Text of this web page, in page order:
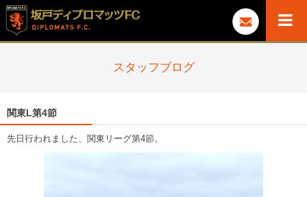
スタッフブログ
関東L第4節
先日行われました、関東リーグ第4節。